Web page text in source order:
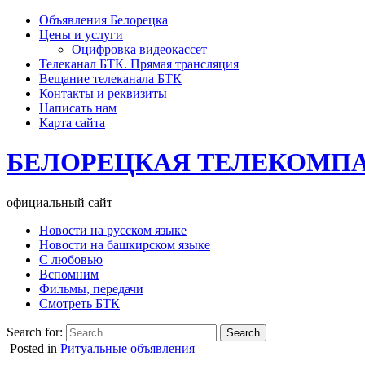
Объявления Белорецка
Цены и услуги
Оцифровка видеокассет
Телеканал БТК. Прямая трансляция
Вещание телеканала БТК
Контакты и реквизиты
Написать нам
Карта сайта
БЕЛОРЕЦКАЯ
официальный сайт
Новости на русском языке
Новости на башкирском языке
С любовью
Вспомним
Фильмы, передачи
Смотреть БТК
Search for:
Posted in Ритуальные объявления